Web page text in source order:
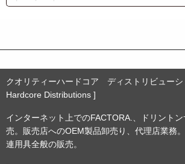
イ
クオリティーハードコア ディストリビューシ
Hardcore Distributions ]
インターネット上でのFACTORA.、ドリント
売。販売店へのOEM製品卸売り、代理店業務
連用具全般の販売。